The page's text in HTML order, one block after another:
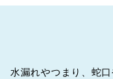
水漏れやつまり、蛇